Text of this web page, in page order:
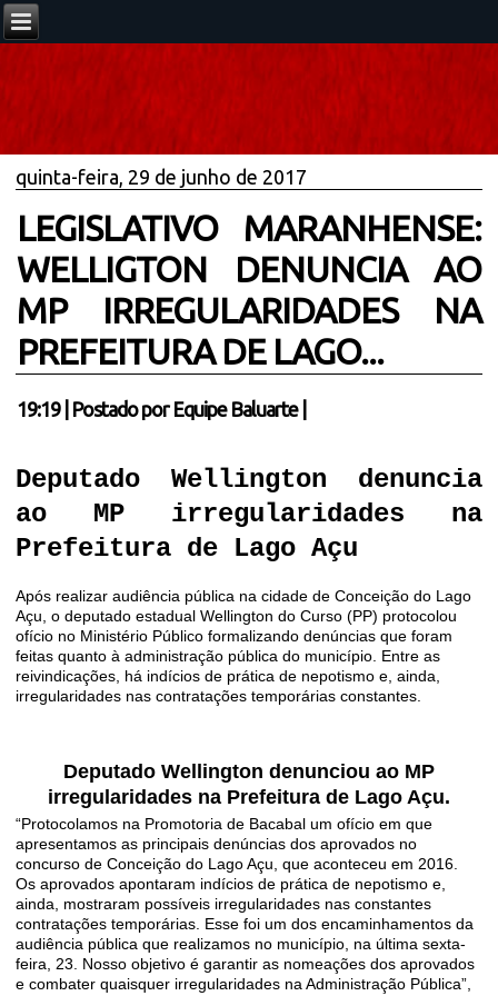
quinta-feira, 29 de junho de 2017
LEGISLATIVO MARANHENSE:
WELLIGTON DENUNCIA AO
MP IRREGULARIDADES NA
PREFEITURA DE LAGO...
19:19| Postado por Equipe Baluarte
Deputado Wellington denuncia
ao MP irregularidades na
Prefeitura de Lago Açu
Após realizar audiência pública na cidade de Conceição do Lago
Açu, o deputado estadual Wellington do Curso (PP) protocolou
ofício no Ministério Público formalizando denúncias que foram
feitas quanto à administração pública do município. Entre as
reivindicações, há indícios de prática de nepotismo e, ainda,
irregularidades nas contratações temporárias constantes.
Deputado Wellington denunciou ao MP
irregularidades na Prefeitura de Lago Açu.
“Protocolamos na Promotoria de Bacabal um ofício em que
apresentamos as principais denúncias dos aprovados no
concurso de Conceição do Lago Açu, que aconteceu em 2016.
Os aprovados apontaram indícios de prática de nepotismo e,
ainda, mostraram possíveis irregularidades nas constantes
contratações temporárias. Esse foi um dos encaminhamentos da
audiência pública que realizamos no município, na última sexta-
feira, 23. Nosso objetivo é garantir as nomeações dos aprovados
e combater quaisquer irregularidades na Administração Pública”,